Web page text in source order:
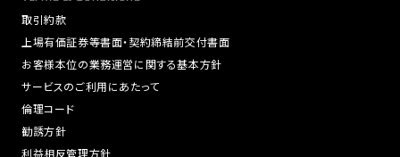
取引約款
上場有価証券等書面・契約締結前交付書面
お客様本位の業務運営に関する基本方針
サービスのご利用にあたって
倫理コード
勧誘方針
利益相反管理方針